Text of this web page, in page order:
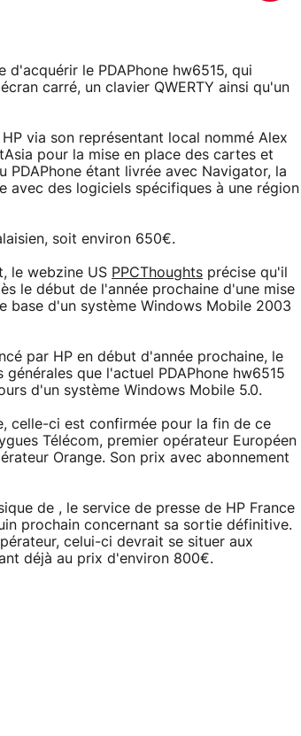
le PDAPhone hw6515, qui
carré, un clavier QWERTY ainsi qu'un
via son représentant local nommé Alex
pour la mise en place des cartes et
PDAPhone étant livrée avec Navigator, la
avec des logiciels spécifiques à une région
soit environ 650€.
le webzine US PPCThoughts précise qu'il
le début de l'année prochaine d'une mise
base d'un système Windows Mobile 2003
par HP en début d'année prochaine, le
que l'actuel PDAPhone hw6515
d'un système Windows Mobile 5.0.
celle-ci est confirmée pour la fin de ce
Télécom, premier opérateur Européen
Orange. Son prix avec abonnement
de , le service de presse de HP France
prochain concernant sa sortie définitive.
celui-ci devrait se situer aux
déjà au prix d'environ 800€.